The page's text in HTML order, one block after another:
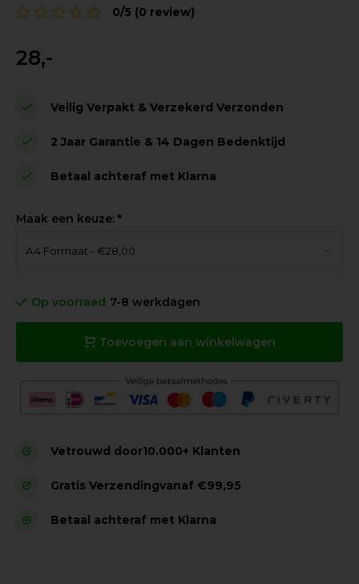
0/5 (0 review)
28,-
Veilig Verpakt & Verzekerd Verzonden
2 Jaar Garantie & 14 Dagen Bedenktijd
Betaal achteraf met Klarna
Maak een keuze: *
Op voorraad 7-8 werkdagen
Toevoegen aan winkelwagen
Vetrouwd door10.000+ Klanten
Gratis Verzendingvanaf €99,95
Betaal achteraf met Klarna